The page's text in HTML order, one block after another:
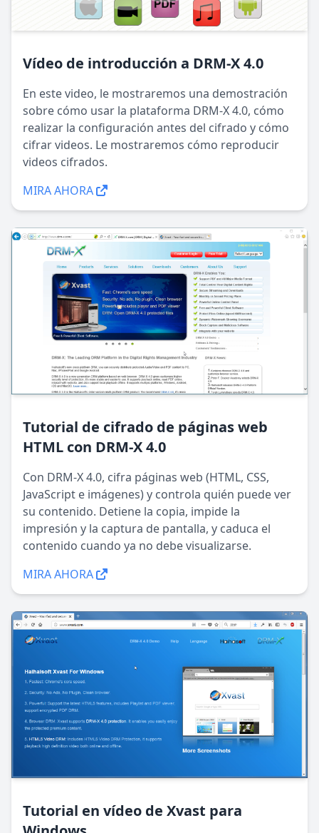
Vídeo de introducción a DRM-X 4.0
En este video, le mostraremos una demostración
sobre cómo usar la plataforma DRM-X 4.0, cómo
realizar la configuración antes del cifrado y cómo
cifrar videos. Le mostraremos cómo reproducir
videos cifrados.
MIRA AHORA
Tutorial de cifrado de páginas web
HTML con DRM-X 4.0
Con DRM-X 4.0, cifra páginas web (HTML, CSS,
JavaScript e imágenes) y controla quién puede ver
su contenido. Detiene la copia, impide la
impresión y la captura de pantalla, y caduca el
contenido cuando ya no debe visualizarse.
MIRA AHORA
Tutorial en vídeo de Xvast para